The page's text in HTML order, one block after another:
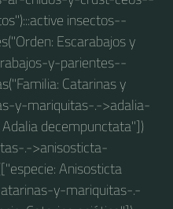
insectos--
Escarabajos y
y-parientes--
Catarinas y
y-mariquitas-.->adalia-
decempunctata"])
.->anisosticta-
Anisosticta
y-mariquitas-.-